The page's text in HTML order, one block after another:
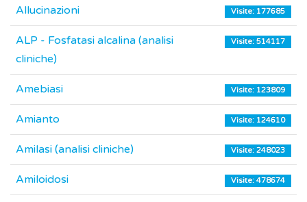
Allucinazioni Visite: 177685
ALP - Fosfatasi alcalina (analisi
cliniche)
Visite: 514117
Amebiasi Visite: 123809
Amianto Visite: 124610
Amilasi (analisi cliniche) Visite: 248023
Amiloidosi Visite: 478674